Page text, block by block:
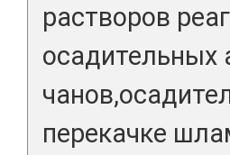
растворов
осадительных
перекачке